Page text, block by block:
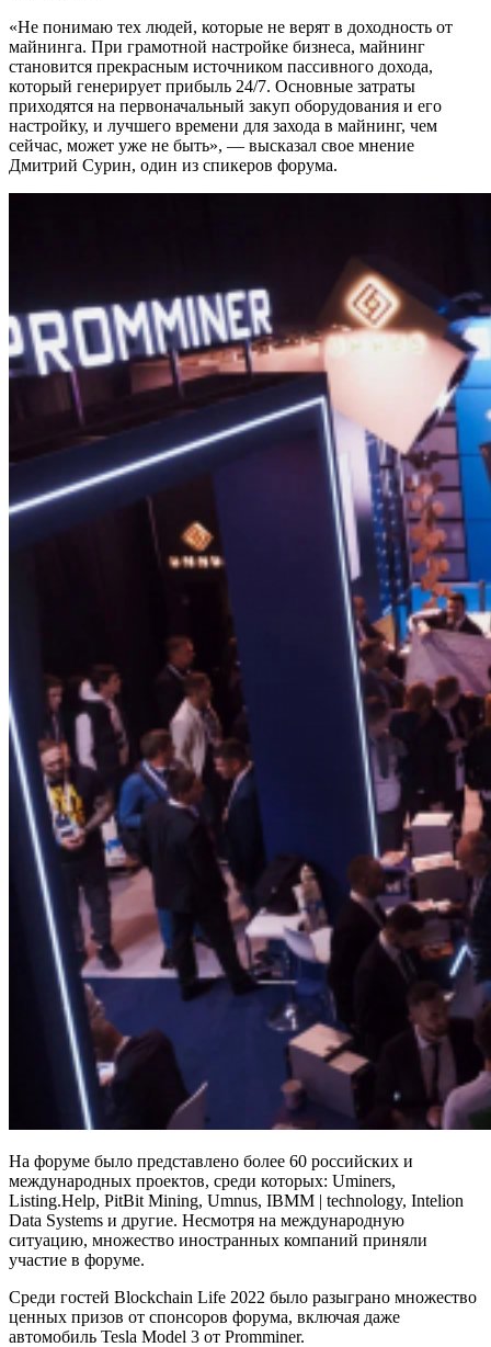
«Не понимаю тех людей, которые не верят в доходность от
майнинга. При грамотной настройке бизнеса, майнинг
становится прекрасным источником пассивного дохода,
который генерирует прибыль 24/7. Основные затраты
приходятся на первоначальный закуп оборудования и его
настройку, и лучшего времени для захода в майнинг, чем
сейчас, может уже не быть», — высказал свое мнение
Дмитрий Сурин, один из спикеров форума.
На форуме было представлено более 60 российских и
международных проектов, среди которых: Uminers,
Listing.Help, PitBit Mining, Umnus, IBMM | technology, Intelion
Data Systems и другие. Несмотря на международную
ситуацию, множество иностранных компаний приняли
участие в форуме.
Среди гостей Blockchain Life 2022 было разыграно множество
ценных призов от спонсоров форума, включая даже
автомобиль Tesla Model 3 от Promminer.